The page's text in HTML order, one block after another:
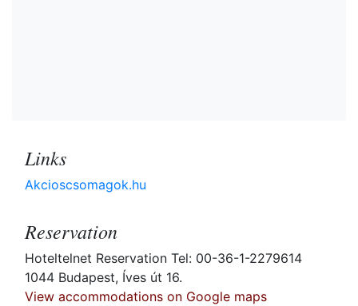
Links
Akcioscsomagok.hu
Reservation
Hoteltelnet Reservation Tel: 00-36-1-2279614
1044 Budapest, Íves út 16.
View accommodations on Google maps